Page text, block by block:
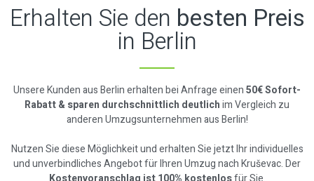
Erhalten Sie den besten Preis
in Berlin
Unsere Kunden aus Berlin erhalten bei Anfrage einen50€ Sofort-
Rabatt & sparen durchschnittlich deutlichim Vergleich zu
anderen Umzugsunternehmen aus Berlin!
Nutzen Sie diese Möglichkeit und erhalten Sie jetzt Ihr individuelles
und unverbindliches Angebot für Ihren Umzug nach Kruševac. Der